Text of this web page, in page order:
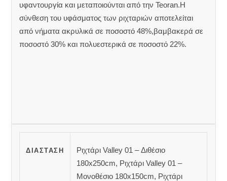
υφαντουργία και μεταποιούνται από την Teoran.Η
σύνθεση του υφάσματος των ριχταριών αποτελείται
από νήματα ακρυλικά σε ποσοστό 48%,βαμβακερά σε
ποσοστό 30% και πολυεστερικά σε ποσοστό 22%.
ΔΙΆΣΤΑΣΗ
Ριχτάρι Valley 01 – Διθέσιο
180x250cm, Ριχτάρι Valley 01 –
Μονοθέσιο 180x150cm, Ριχτάρι